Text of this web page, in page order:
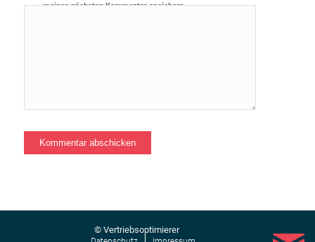
meinen nächsten Kommentar speichern.
© Vertriebsoptimierer